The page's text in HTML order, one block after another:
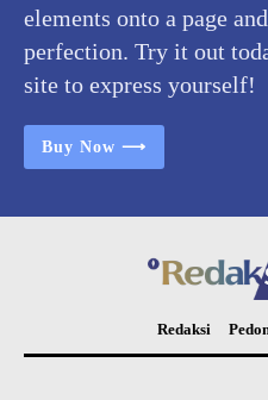
elements onto a page
perfection. Try it out
site to express yourself!
Buy Now ⟶
Redaksi